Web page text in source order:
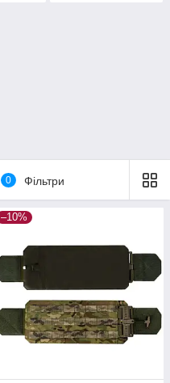
0 Фільтри
–10%